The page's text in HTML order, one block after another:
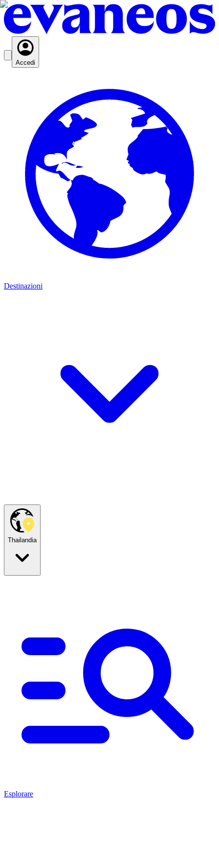
Accedi
Destinazioni
Thailandia
Esplorare